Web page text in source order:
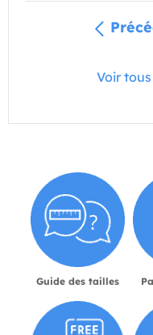
Voir
Guide des tailles